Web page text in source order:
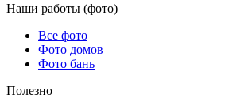
Наши работы (фото)
Все фото
Фото домов
Фото бань
Полезно